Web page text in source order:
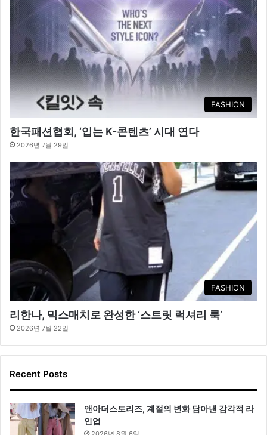
FASHION
한국패션협회, ‘입는 K-콘텐츠’ 시대 연다
2026년 7월 29일
FASHION
리한나, 믹스매치로 완성한 ‘스트릿 럭셔리 룩’
2026년 7월 22일
Recent Posts
앤아더스토리즈, 계절의 변화 담아낸 감각적 라
인업